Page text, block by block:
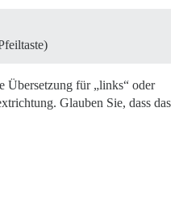
Übersetzung für „links“ oder
Glauben Sie, dass das